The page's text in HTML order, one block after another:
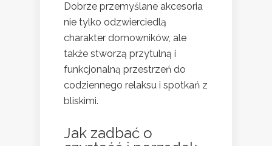
Dobrze przemyślane akcesoria
nie tylko odzwierciedlą
charakter domowników, ale
także stworzą przytulną i
funkcjonalną przestrzeń do
codziennego relaksu i spotkań z
bliskimi.
Jak zadbać o